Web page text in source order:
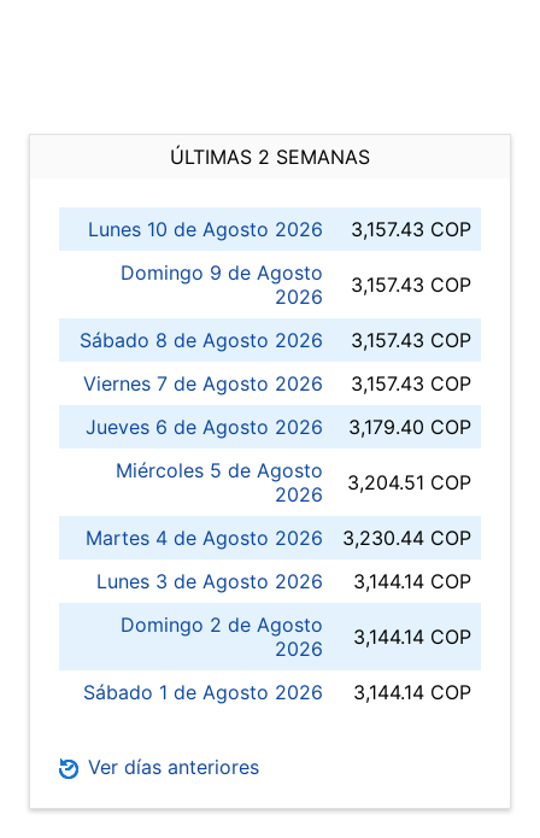
ÚLTIMAS 2 SEMANAS
Lunes 10 de Agosto 2026
3,157.43 COP
Domingo 9 de Agosto
2026
3,157.43 COP
Sábado 8 de Agosto 2026
3,157.43 COP
Viernes 7 de Agosto 2026
3,157.43 COP
Jueves 6 de Agosto 2026
3,179.40 COP
Miércoles 5 de Agosto
2026
3,204.51 COP
Martes 4 de Agosto 2026
3,230.44 COP
Lunes 3 de Agosto 2026
3,144.14 COP
Domingo 2 de Agosto
2026
3,144.14 COP
Sábado 1 de Agosto 2026 3,144.14 COP
Ver días anteriores